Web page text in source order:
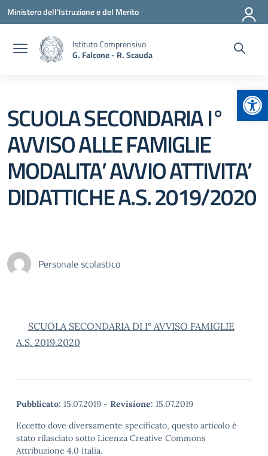
Vai ai contenuti
Vai al menu di navigazione
Vai al footer
Ministero dell'Istruzione e del Merito
Istituto Comprensivo
G. Falcone - R. Scauda
SCUOLA SECONDARIA I°
AVVISO ALLE FAMIGLIE
MODALITA’ AVVIO ATTIVITA’
DIDATTICHE A.S. 2019/2020
Personale scolastico
SCUOLA SECONDARIA DI I° AVVISO FAMIGLIE
A.S. 2019.2020
Pubblicato: 15.07.2019 - Revisione: 15.07.2019
Eccetto dove diversamente specificato, questo articolo è
stato rilasciato sotto Licenza Creative Commons
Attribuzione 4.0 Italia.